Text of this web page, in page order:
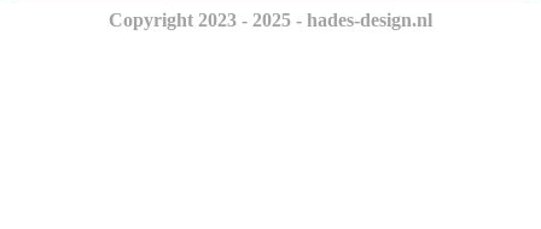
Copyright 2023 - 2025 - hades-design.nl